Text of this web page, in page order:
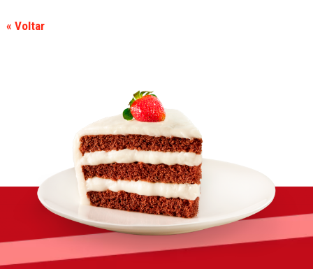
« Voltar